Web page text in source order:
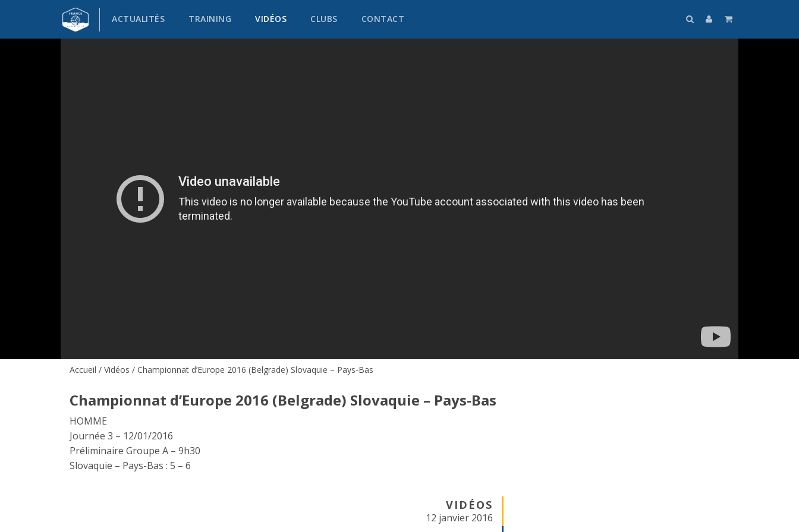
ACTUALITÉS TRAINING VIDÉOS CLUBS CONTACT
Accueil / Vidéos / Championnat d’Europe 2016 (Belgrade) Slovaquie – Pays-Bas
Championnat d’Europe 2016 (Belgrade) Slovaquie – Pays-Bas
HOMME
Journée 3 – 12/01/2016
Préliminaire Groupe A – 9h30
Slovaquie – Pays-Bas : 5 – 6
VIDÉOS
12 janvier 2016